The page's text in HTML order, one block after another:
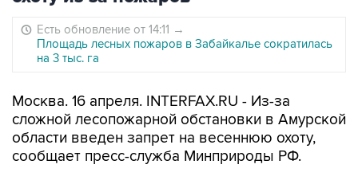
Есть обновление от 14:11 →
Площадь лесных пожаров в Забайкалье сократилась
на 3 тыс. га
Москва. 16 апреля. INTERFAX.RU - Из-за
сложной лесопожарной обстановки в Амурской
области введен запрет на весеннюю охоту,
сообщает пресс-служба Минприроды РФ.